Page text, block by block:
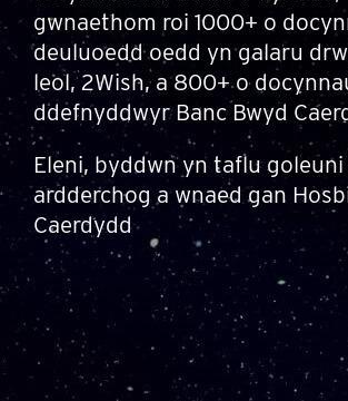
gwnaethom roi 1000+ o
deuluoedd oedd yn galaru
leol, 2Wish, a 800+ o
ddefnyddwyr Banc Bwyd
Eleni, byddwn yn taflu
ardderchog a wnaed gan
Caerdydd